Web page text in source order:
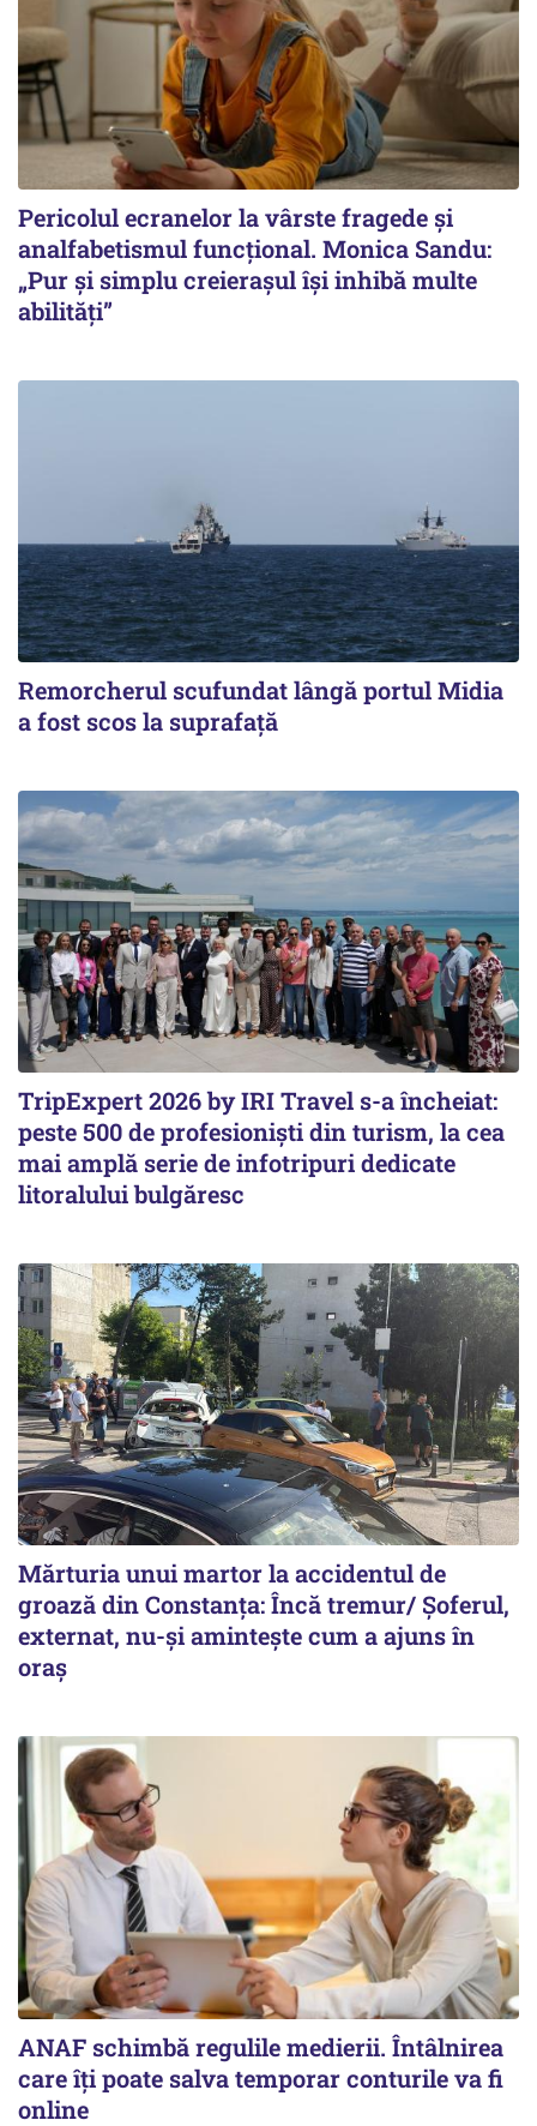
Pericolul ecranelor la vârste fragede și
analfabetismul funcțional. Monica Sandu:
„Pur și simplu creierașul își inhibă multe
abilități”
Remorcherul scufundat lângă portul Midia
a fost scos la suprafaţă
TripExpert 2026 by IRI Travel s-a încheiat:
peste 500 de profesioniști din turism, la cea
mai amplă serie de infotripuri dedicate
litoralului bulgăresc
Mărturia unui martor la accidentul de
groază din Constanța: Încă tremur/ Șoferul,
externat, nu-și amintește cum a ajuns în
oraș
ANAF schimbă regulile medierii. Întâlnirea
care îți poate salva temporar conturile va fi
online